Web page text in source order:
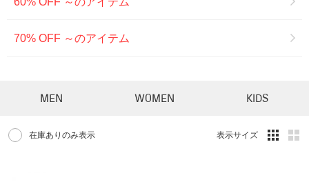
70% OFF ～のアイテム
MEN WOMEN KIDS
在庫ありのみ表示 表示サイズ